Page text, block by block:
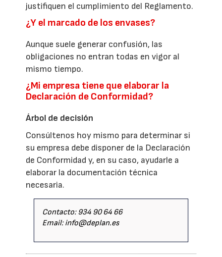
justifiquen el cumplimiento del Reglamento.
¿Y el marcado de los envases?
Aunque suele generar confusión, las
obligaciones no entran todas en vigor al
mismo tiempo.
¿Mi empresa tiene que elaborar la
Declaración de Conformidad?
Árbol de decisión
Consúltenos hoy mismo para determinar si
su empresa debe disponer de la Declaración
de Conformidad y, en su caso, ayudarle a
elaborar la documentación técnica
necesaria.
Contacto: 934 90 64 66
Email: info@deplan.es